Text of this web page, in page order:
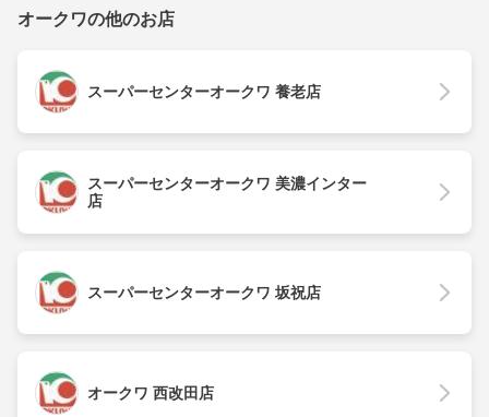
オークワの他のお店
スーパーセンターオークワ 養老店
スーパーセンターオークワ 美濃インター
店
スーパーセンターオークワ 坂祝店
オークワ 西改田店